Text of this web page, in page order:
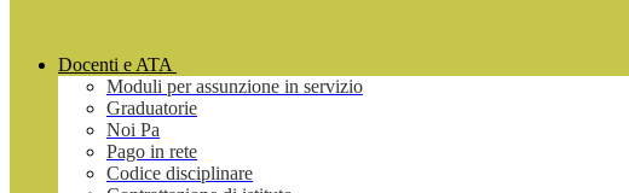
Docenti e ATA
Moduli per assunzione in servizio
Graduatorie
Noi Pa
Pago in rete
Codice disciplinare